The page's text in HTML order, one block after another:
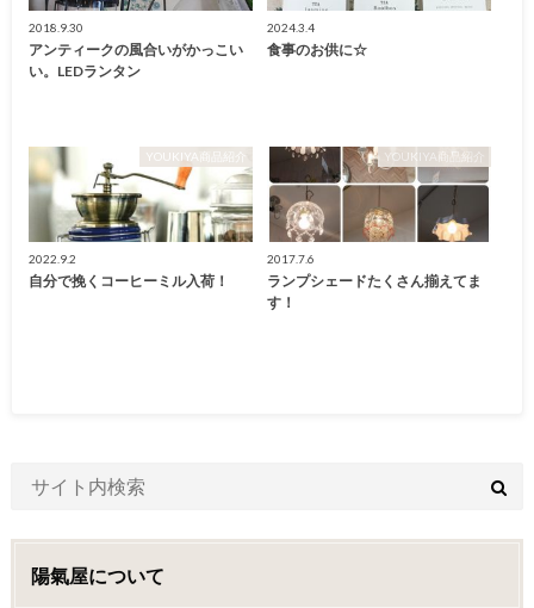
2018.9.30
アンティークの風合いがかっこい
い。LEDランタン
2024.3.4
食事のお供に☆
YOUKIYA商品紹介
2022.9.2
自分で挽くコーヒーミル入荷！
YOUKIYA商品紹介
2017.7.6
ランプシェードたくさん揃えてま
す！
陽氣屋について